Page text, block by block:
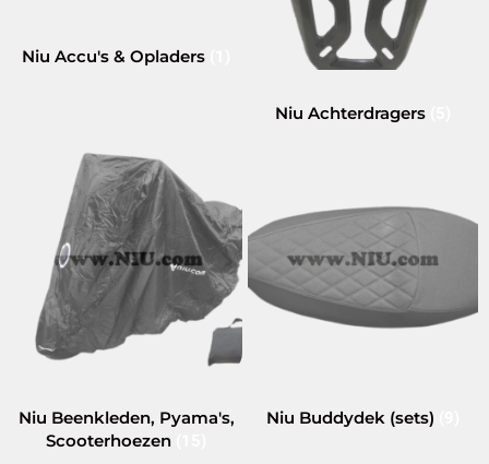
Niu Accu's & Opladers
Niu Achterdragers
Niu Beenkleden, Pyama's,
Scooterhoezen
Niu Buddydek (sets)